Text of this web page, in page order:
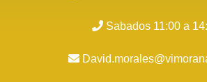
Sabados 11:00 a